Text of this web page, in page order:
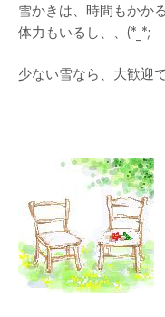
雪かきは、時間もかかる
体力もいるし、、(*_*;
少ない雪なら、大歓迎